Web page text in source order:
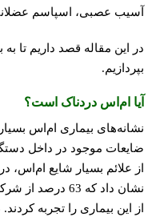
آسیب عصبی، اسپاسم عضلانی
در این مقاله قصد داریم تا به
بپردازیم.
آیا ام‌اس دردناک است؟
نشانه‌های بیماری ام‌اس
ضایعات موجود در داخل
نشان داد که 63